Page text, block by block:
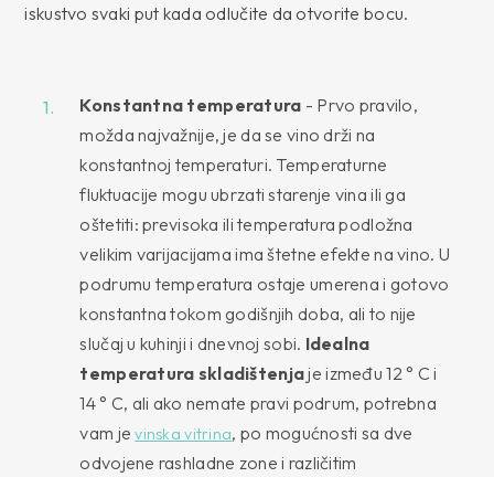
iskustvo svaki put kada odlučite da otvorite bocu.
Konstantna temperatura - Prvo pravilo,
možda najvažnije, je da se vino drži na
konstantnoj temperaturi. Temperaturne
fluktuacije mogu ubrzati starenje vina ili ga
oštetiti: previsoka ili temperatura podložna
velikim varijacijama ima štetne efekte na vino. U
podrumu temperatura ostaje umerena i gotovo
konstantna tokom godišnjih doba, ali to nije
slučaj u kuhinji i dnevnoj sobi. Idealna
temperatura skladištenjaje između 12 ° C i
14 ° C, ali ako nemate pravi podrum, potrebna
vam jevinska vitrina, po mogućnosti sa dve
odvojene rashladne zone i različitim